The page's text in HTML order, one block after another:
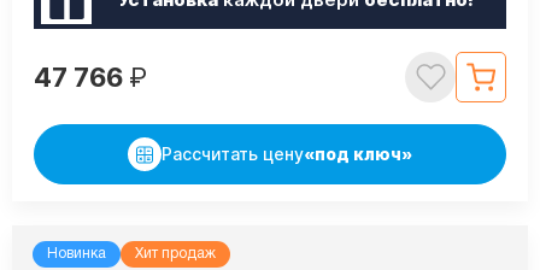
47 766 ₽
Рассчитать цену«под ключ»
Новинка Хит продаж